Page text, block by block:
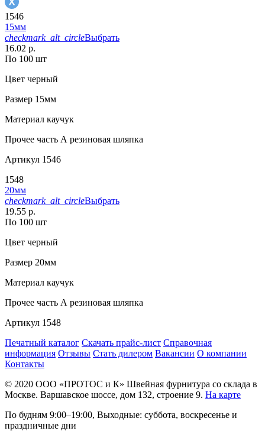
1546
15мм
checkmark_alt_circleВыбрать
16.02 р.
По 100 шт
Цвет черный
Размер 15мм
Материал каучук
Прочее часть А резиновая шляпка
Артикул 1546
1548
20мм
checkmark_alt_circleВыбрать
19.55 р.
По 100 шт
Цвет черный
Размер 20мм
Материал каучук
Прочее часть А резиновая шляпка
Артикул 1548
Печатный каталог Скачать прайс-лист Справочная
информация Отзывы Стать дилером Вакансии О компании
Контакты
© 2020 ООО «ПРОТОС и К» Швейная фурнитура со склада в
Москве. Варшавское шоссе, дом 132, строение 9. На карте
По будням 9:00–19:00, Выходные: суббота, воскресенье и
праздничные дни